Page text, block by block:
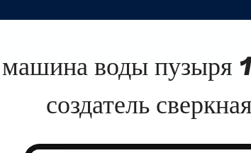
машина воды пузыря
создатель